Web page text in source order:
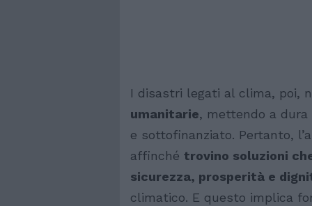
I disastri legati al clima, poi,
umanitarie, mettendo a dura
e sottofinanziato. Pertanto,
affinché trovino soluzioni
sicurezza, prosperità e
climatico. E questo implica